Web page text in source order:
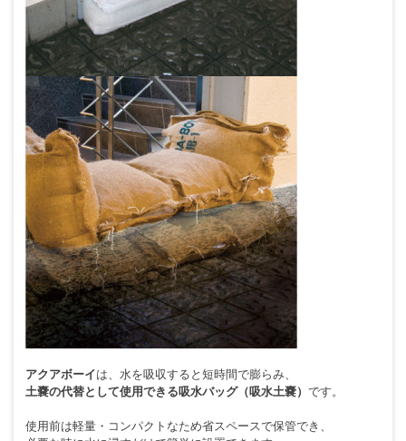
アクアボーイは、水を吸収すると短時間で膨らみ、
土嚢の代替として使用できる吸水バッグ（吸水土嚢） です。
使用前は軽量・コンパクトなため省スペースで保管でき、